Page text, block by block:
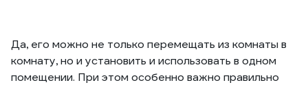
Да, его можно не только перемещать из комнаты в
комнату, но и установить и использовать в одном
помещении. При этом особенно важно правильно